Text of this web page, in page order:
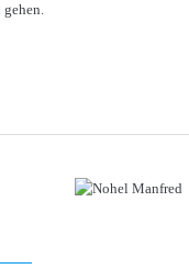
gehen.